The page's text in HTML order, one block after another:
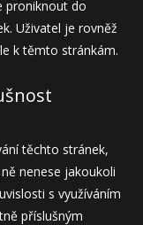
proniknout do
Uživatel je rovněž
k těmto stránkám.
těchto stránek,
nenese jakoukoli
s využíváním
příslušným